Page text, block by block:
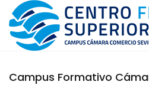
Campus Formativo